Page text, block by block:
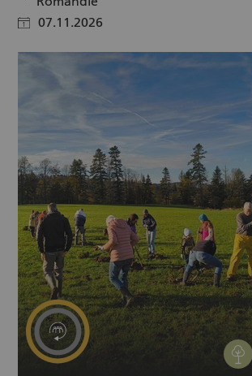
calendar 07.11.2026
environment